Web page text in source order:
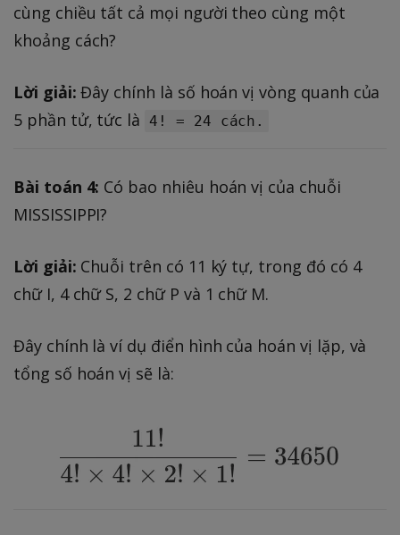
cùng chiều tất cả mọi người theo cùng một
khoảng cách?
Lời giải: Đây chính là số hoán vị vòng quanh của
5 phần tử, tức là
4! = 24 cách.
Bài toán 4: Có bao nhiêu hoán vị của chuỗi
MISSISSIPPI?
Lời giải: Chuỗi trên có 11 ký tự, trong đó có 4
chữ I, 4 chữ S, 2 chữ P và 1 chữ M.
Đây chính là ví dụ điển hình của hoán vị lặp, và
tổng số hoán vị sẽ là: